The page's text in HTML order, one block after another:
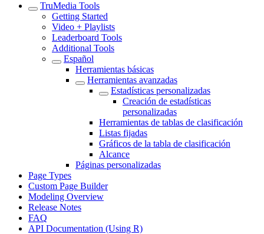
TruMedia Tools
Getting Started
Video + Playlists
Leaderboard Tools
Additional Tools
Español
Herramientas básicas
Herramientas avanzadas
Estadísticas personalizadas
Creación de estadísticas
personalizadas
Herramientas de tablas de clasificación
Listas fijadas
Gráficos de la tabla de clasificación
Alcance
Páginas personalizadas
Page Types
Custom Page Builder
Modeling Overview
Release Notes
FAQ
API Documentation (Using R)